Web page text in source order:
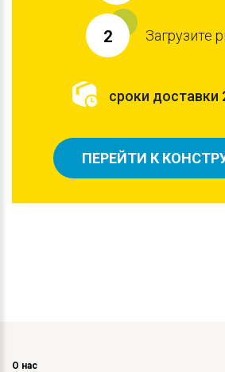
2 Загрузите
сроки доставки
ПЕРЕЙТИ К
О нас